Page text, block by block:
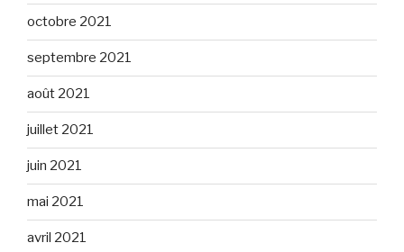
octobre 2021
septembre 2021
août 2021
juillet 2021
juin 2021
mai 2021
avril 2021